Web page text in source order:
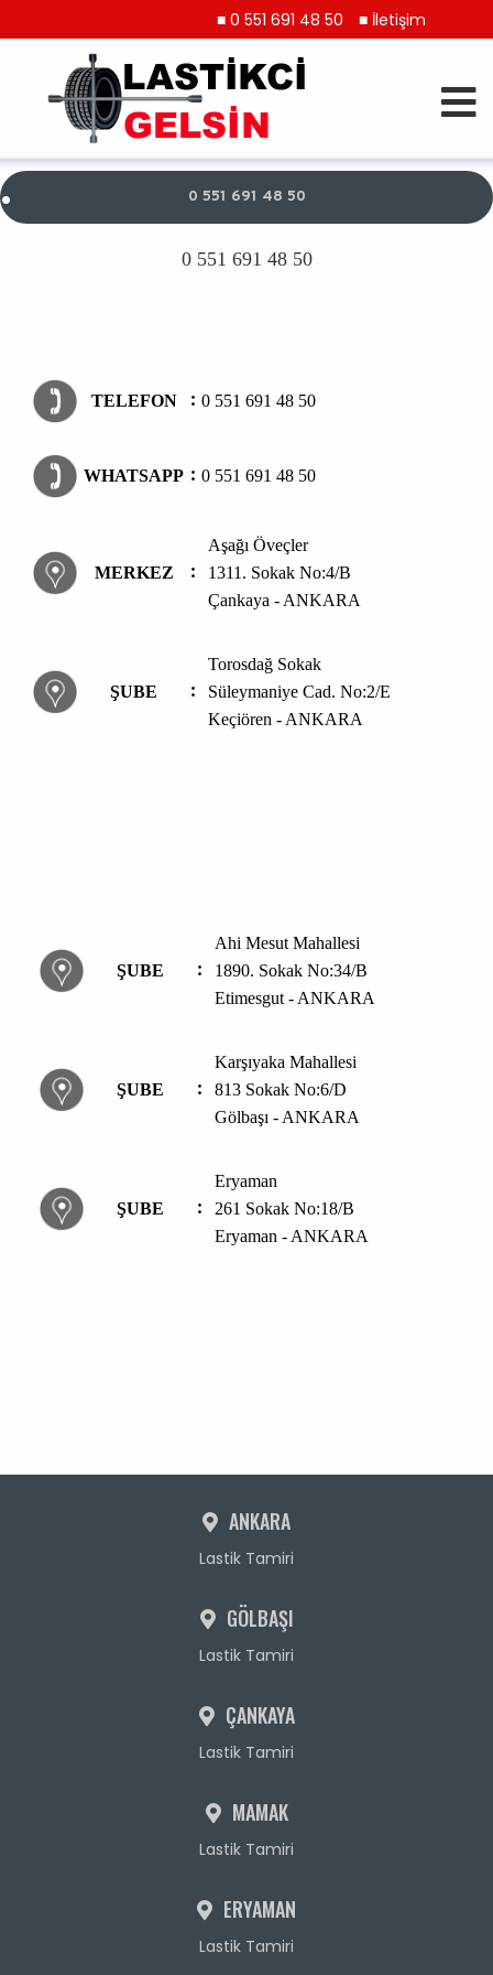
■ 0 551 691 48 50 ■ İletişim
. 0 551 691 48 50
0 551 691 48 50
ANKARA
Lastik Tamiri
GÖLBAŞI
Lastik Tamiri
ÇANKAYA
Lastik Tamiri
MAMAK
Lastik Tamiri
ERYAMAN
Lastik Tamiri